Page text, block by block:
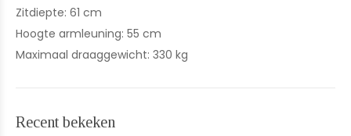
Zitdiepte: 61 cm
Hoogte armleuning: 55 cm
Maximaal draaggewicht: 330 kg
Recent bekeken